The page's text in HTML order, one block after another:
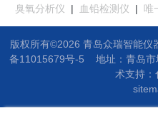
臭氧分析仪
| 血铅检测仪 | 唯
版权所有©2026 青岛众瑞智能
备11015679号-5
地址：青岛
术支持：